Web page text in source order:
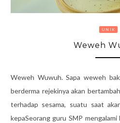
UNIK
Weweh
Weweh Wuwuh. Sapa weweh
berderma rejekinya akan
terhadap sesama, suatu saat
kepaSeorang guru SMP